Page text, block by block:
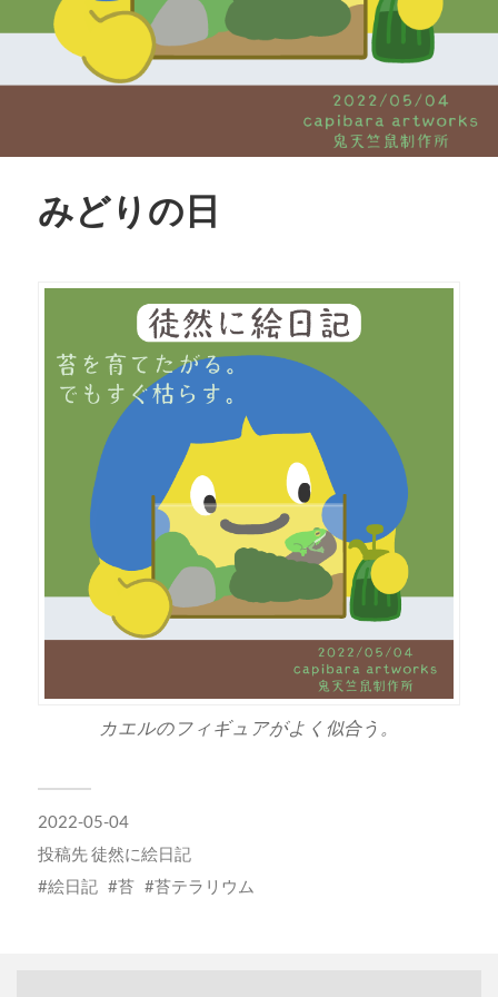
みどりの日
カエルのフィギュアがよく似合う。
2022-05-04
投稿先徒然に絵日記
絵日記
苔 苔テラリウム